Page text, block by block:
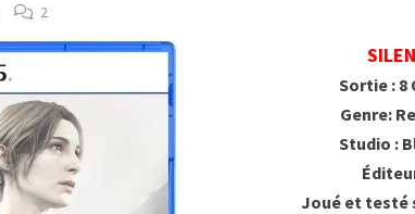
2
Sortie : 8
Genre:
Studio :
Joué et testé